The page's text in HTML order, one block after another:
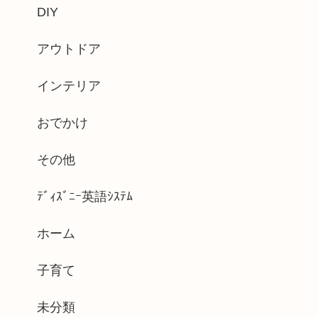
DIY
アウトドア
インテリア
おでかけ
その他
ﾃﾞｨｽﾞﾆｰ英語ｼｽﾃﾑ
ホーム
子育て
未分類